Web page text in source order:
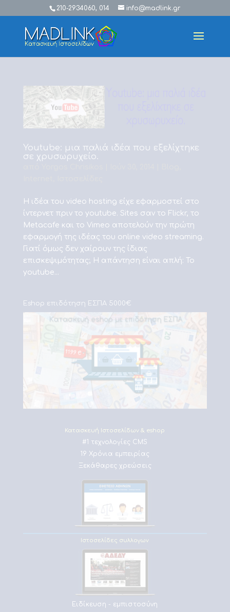
210-2934060, 014 info@madlink.gr
Youtube: μια παλιά ιδέα που εξελίχτηκε
σε χρυσωρυχείο.
Η ιδέα του video hosting είχε εφαρμοστεί στο
ίντερνετ πριν το youtube. Sites σαν το Flickr, το
Metacafe και το Vimeo αποτελούν την πρώτη
εφαρμογή της ιδέας του online video streaming.
Γιατί όμως δεν χαίρουν της ίδιας
επισκεψιμότητας; Η απάντηση είναι απλή: Το
youtube...
Eshop επιδότηση ΕΣΠΑ 5000€
Κατασκευή Ιστοσελίδων & eshop
#1 τεχνολογίες CMS
19 Χρόνια εμπειρίας
Ξεκάθαρες χρεώσεις
Ιστοσελίδες συλλογων
Ειδίκευση - εμπιστοσύνη